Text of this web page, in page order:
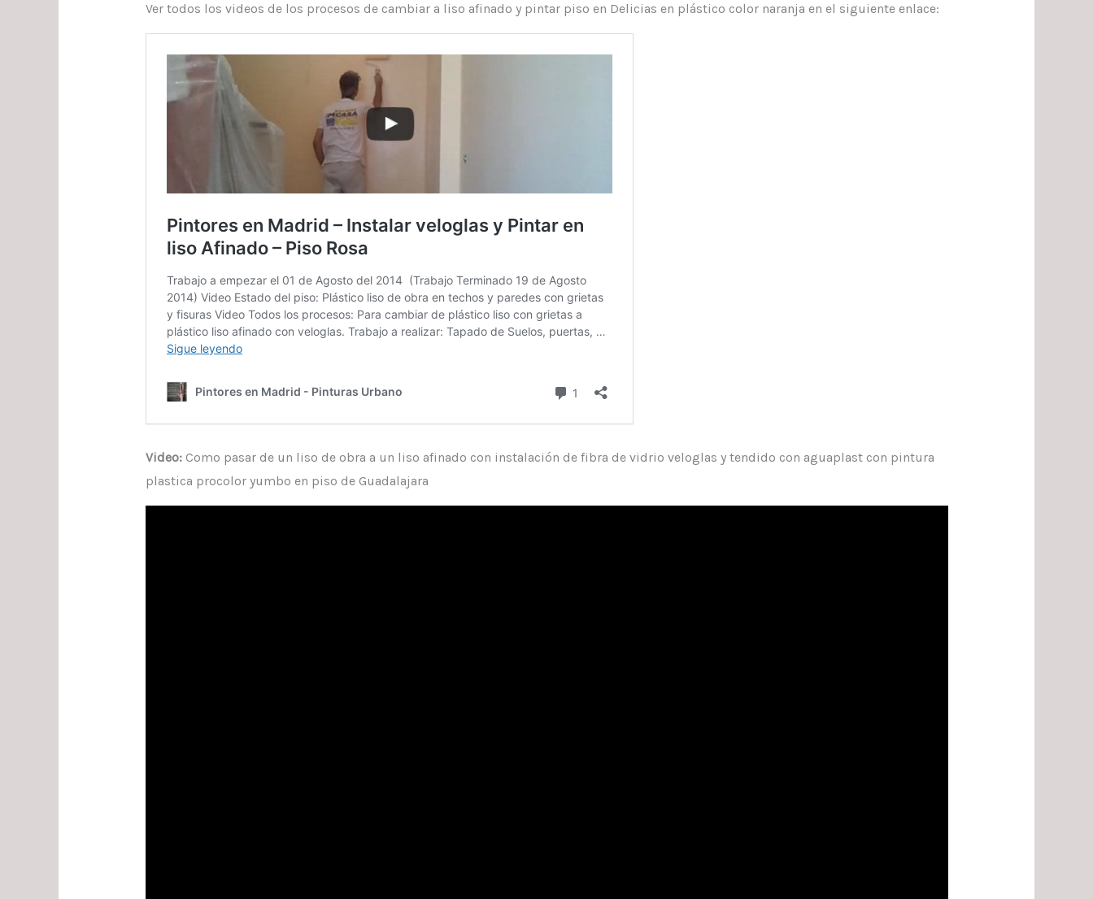
Ver todos los videos de los procesos de cambiar a liso afinado y pintar piso en Delicias en plástico color naranja en el siguiente enlace:
Video:Como pasar de un liso de obra a un liso afinado con instalación de fibra de vidrio veloglas y tendido con aguaplast con pintura
plastica procolor yumbo en piso de Guadalajara